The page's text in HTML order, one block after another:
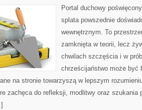
Portal duchowy
splata powszednie
wewnętrznym. To
zamknięta w teorii, lecz
chwilach szczęścia i w
chrześcijaństwo może być
na stronie towarzyszą w lepszym
zachęca do refleksji, modlitwy oraz szukania